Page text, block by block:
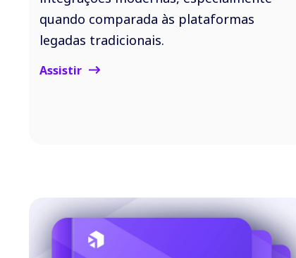
quando comparada às plataformas
legadas tradicionais.
Assistir